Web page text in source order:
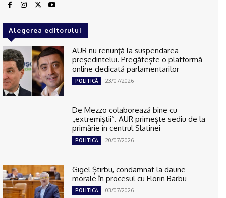
Alegerea editorului
AUR nu renunţă la suspendarea
președintelui. Pregătește o platformă
online dedicată parlamentarilor
POLITICĂ 23/07/2026
De Mezzo colaborează bine cu
„extremiştii“. AUR primește sediu de la
primărie în centrul Slatinei
POLITICĂ 20/07/2026
Gigel Știrbu, condamnat la daune
morale în procesul cu Florin Barbu
POLITICĂ 03/07/2026